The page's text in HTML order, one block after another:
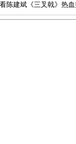
陈建斌《三叉戟》热